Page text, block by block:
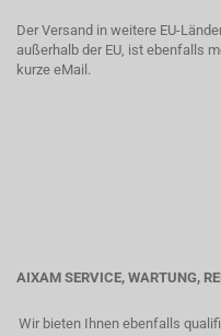
Der Versand in weitere EU-
außerhalb der EU, ist ebenfalls
kurze eMail.
AIXAM SERVICE, WARTUNG,
Wir bieten Ihnen ebenfalls